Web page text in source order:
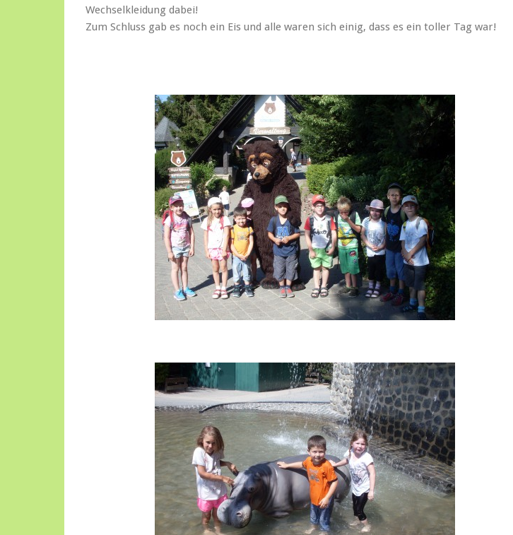
Wechselkleidung dabei!
Zum Schluss gab es noch ein Eis und alle waren sich einig, dass es ein toller Tag war!